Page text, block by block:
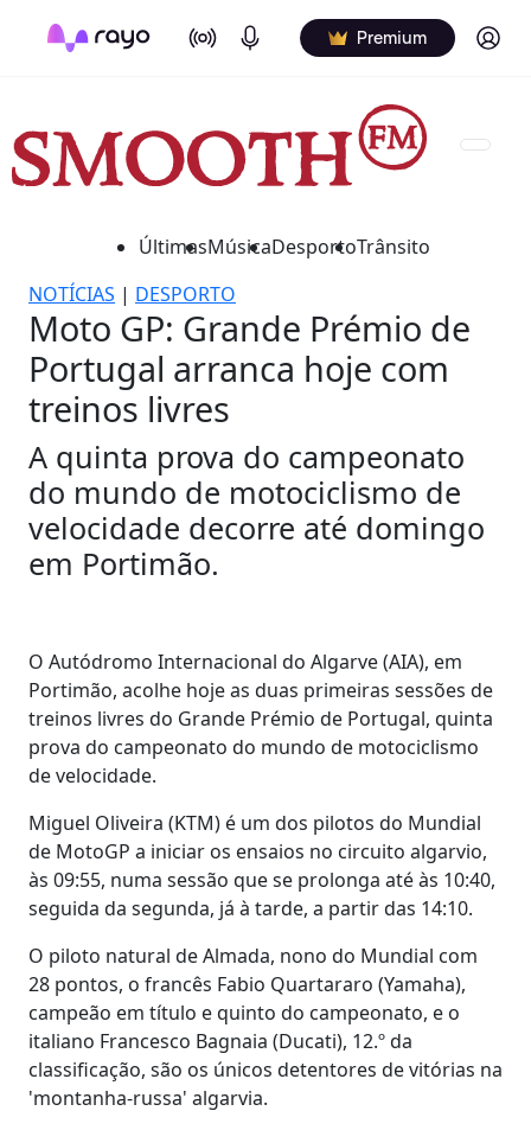
On Air Podcasts Premium Log in
ÚltimasMúsicaDesportoTrânsito
NOTÍCIAS | DESPORTO
Moto GP: Grande Prémio de
Portugal arranca hoje com
treinos livres
A quinta prova do campeonato
do mundo de motociclismo de
velocidade decorre até domingo
em Portimão.
O Autódromo Internacional do Algarve (AIA), em
Portimão, acolhe hoje as duas primeiras sessões de
treinos livres do Grande Prémio de Portugal, quinta
prova do campeonato do mundo de motociclismo
de velocidade.
Miguel Oliveira (KTM) é um dos pilotos do Mundial
de MotoGP a iniciar os ensaios no circuito algarvio,
às 09:55, numa sessão que se prolonga até às 10:40,
seguida da segunda, já à tarde, a partir das 14:10.
O piloto natural de Almada, nono do Mundial com
28 pontos, o francês Fabio Quartararo (Yamaha),
campeão em título e quinto do campeonato, e o
italiano Francesco Bagnaia (Ducati), 12.º da
classificação, são os únicos detentores de vitórias na
'montanha-russa' algarvia.